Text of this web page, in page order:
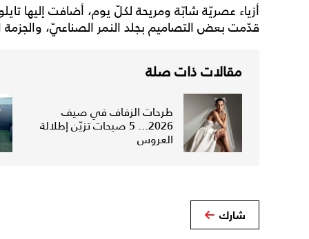
أزياء عصريّة شابّة ومريحة لكلّ يوم، أضافت إليها
قدّمت بعض التصاميم بجلد النمر الصناعيّ،
مقالات ذات صلة
طرحات الزفاف في صيف
2026... 5 صيحات تزيّن إطلالة
العروس
شارك